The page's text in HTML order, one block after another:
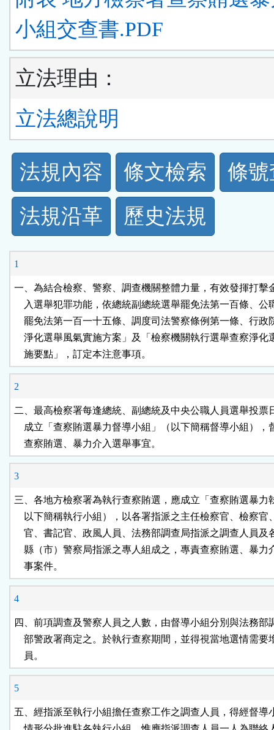
小組交查書.PDF
立法理由：
立法總說明
法
規
功
能
按
鈕
區
法規內容 條文檢索
條
法規沿革
歷史法規
1
一、為結合檢察、警察、調查機關整體力量，有效發揮打擊
入選舉犯罪功能，依總統副總統選舉罷免法第一百條、公
罷免法第一百一十五條、調度司法警察條例第一條、行政
淨化選舉風氣實施方案」及「檢察機關執行選舉查察淨化
    施要點」，訂定本注意事項。
2
二、最高檢察署每逢總統、副總統及中央公職人員選舉投票
成立「查察賄選暴力督導小組」（以下簡稱督導小組），
    查察賄選、暴力介入選舉事宜。
3
三、各地方檢察署為執行查察賄選，應成立「查察賄選暴力
以下簡稱執行小組），以各署指派之主任檢察官、檢察官
官、書記官、政風人員、法務部調查局指派之調查人員及
縣（市）警察局指派之專人組成之，專責查察賄選、暴力
    事案件。
4
四、前項調查及警察人員之人數，由督導小組分別與法務部
部警政署商定之。於執行查察期間，並得視當地選情需要
    員。
5
五、經指派至執行小組擔任查察工作之調查人員，得經督導